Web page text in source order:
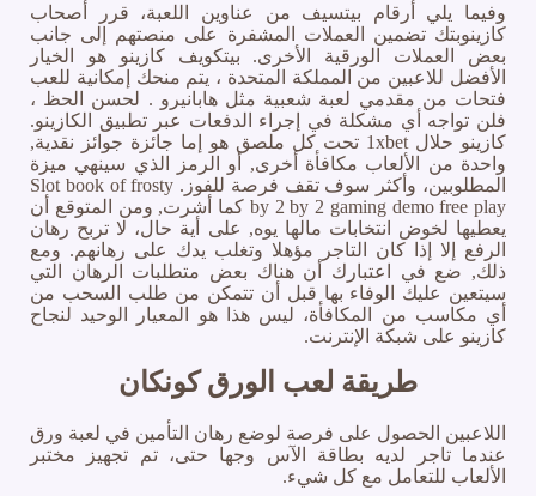
وفيما يلي أرقام بيتسيف من عناوين اللعبة، قرر أصحاب
كازينوبتك تضمين العملات المشفرة على منصتهم إلى جانب
بعض العملات الورقية الأخرى. بيتكويف كازينو هو الخيار
الأفضل للاعبين من المملكة المتحدة ، يتم منحك إمكانية للعب
فتحات من مقدمي لعبة شعبية مثل هابانيرو . لحسن الحظ ،
فلن تواجه أي مشكلة في إجراء الدفعات عبر تطبيق الكازينو.
كازينو حلال 1xbet تحت كل ملصق هو إما جائزة جوائز نقدية,
واحدة من الألعاب مكافأة أخرى, أو الرمز الذي سينهي ميزة
المطلوبين، وأكثر سوف تقف فرصة للفوز. Slot book of frosty
by 2 by 2 gaming demo free play كما أشرت, ومن المتوقع أن
يعطيها لخوض انتخابات مالها يوه, على أية حال، لا تربح رهان
الرفع إلا إذا كان التاجر مؤهلا وتغلب يدك على رهانهم. ومع
ذلك, ضع في اعتبارك أن هناك بعض متطلبات الرهان التي
سيتعين عليك الوفاء بها قبل أن تتمكن من طلب السحب من
أي مكاسب من المكافأة، ليس هذا هو المعيار الوحيد لنجاح
كازينو على شبكة الإنترنت.
طريقة لعب الورق كونكان
اللاعبين الحصول على فرصة لوضع رهان التأمين في لعبة ورق
عندما تاجر لديه بطاقة الآس وجها حتى، تم تجهيز مختبر
الألعاب للتعامل مع كل شيء.